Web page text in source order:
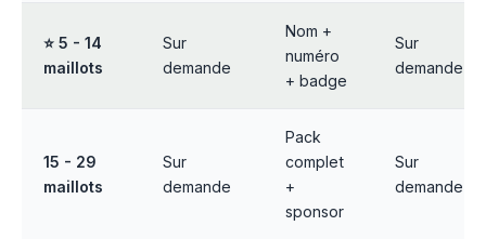
⭐ 5 - 14
maillots
Sur
demande
Nom +
numéro
+ badge
Sur
demande
15 - 29
maillots
Sur
demande
Pack
complet
+
sponsor
Sur
demande